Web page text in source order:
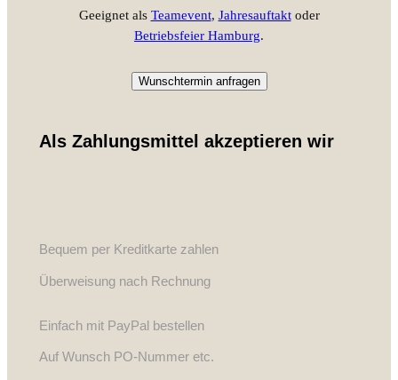
Geeignet als Teamevent, Jahresauftaktoder
Betriebsfeier Hamburg.
Wunschtermin anfragen
Als Zahlungsmittel akzeptieren wir
Bequem per Kreditkarte zahlen
Überweisung nach Rechnung
Einfach mit PayPal bestellen
Auf Wunsch PO-Nummer etc.